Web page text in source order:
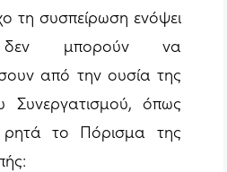
τη συσπείρωση ενόψει
δεν μπορούν να
από την ουσία της
Συνεργατισμού, όπως
ρητά το Πόρισμα της